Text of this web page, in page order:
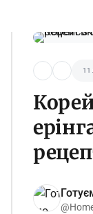
11